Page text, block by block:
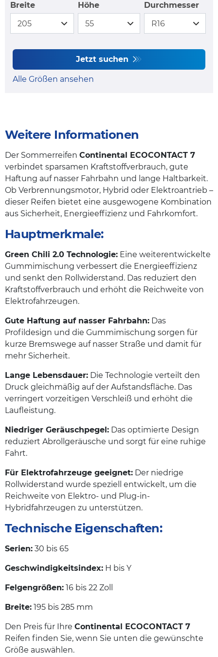
Breite Höhe Durchmesser
Jetzt suchen
Alle Größen ansehen
Weitere Informationen
Der Sommerreifen Continental ECOCONTACT 7
verbindet sparsamen Kraftstoffverbrauch, gute
Haftung auf nasser Fahrbahn und lange Haltbarkeit.
Ob Verbrennungsmotor, Hybrid oder Elektroantrieb –
dieser Reifen bietet eine ausgewogene Kombination
aus Sicherheit, Energieeffizienz und Fahrkomfort.
Hauptmerkmale:
Green Chili 2.0 Technologie: Eine weiterentwickelte
Gummimischung verbessert die Energieeffizienz
und senkt den Rollwiderstand. Das reduziert den
Kraftstoffverbrauch und erhöht die Reichweite von
Elektrofahrzeugen.
Gute Haftung auf nasser Fahrbahn: Das
Profildesign und die Gummimischung sorgen für
kurze Bremswege auf nasser Straße und damit für
mehr Sicherheit.
Lange Lebensdauer: Die Technologie verteilt den
Druck gleichmäßig auf der Aufstandsfläche. Das
verringert vorzeitigen Verschleiß und erhöht die
Laufleistung.
Niedriger Geräuschpegel: Das optimierte Design
reduziert Abrollgeräusche und sorgt für eine ruhige
Fahrt.
Für Elektrofahrzeuge geeignet: Der niedrige
Rollwiderstand wurde speziell entwickelt, um die
Reichweite von Elektro- und Plug-in-
Hybridfahrzeugen zu unterstützen.
Technische Eigenschaften:
Serien: 30 bis 65
Geschwindigkeitsindex: H bis Y
Felgengrößen: 16 bis 22 Zoll
Breite: 195 bis 285 mm
Den Preis für Ihre Continental ECOCONTACT 7
Reifen finden Sie, wenn Sie unten die gewünschte
Größe auswählen.